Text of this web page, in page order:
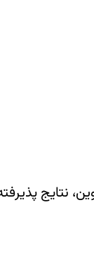
نتایج